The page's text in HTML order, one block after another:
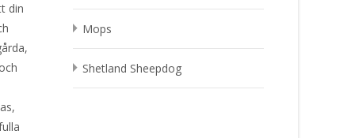
din
Mops
Shetland Sheepdog